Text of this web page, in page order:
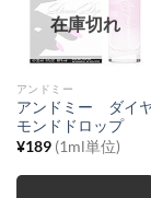
在庫切れ
アンドミー
アンドミー ダイ
モンドドロップ
¥189 (1ml単位)